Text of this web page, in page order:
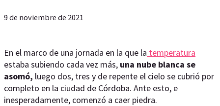
9 de noviembre de 2021
En el marco de una jornada en la que la temperatura
estaba subiendo cada vez más, una nube blanca se
asomó, luego dos, tres y de repente el cielo se cubrió por
completo en la ciudad de Córdoba. Ante esto, e
inesperadamente, comenzó a caer piedra.